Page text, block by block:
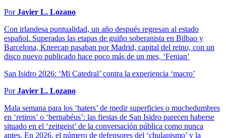
PorJavier L. Lozano
Con irlandesa puntualidad, un año después regresan al estado
español. Superadas las etapas de guiño soberanista en Bilbao y
Barcelona, Kneecap pasaban por Madrid, capital del reino, con un
disco nuevo publicado hace poco más de un mes, ‘Fenian’
San Isidro 2026: ‘Mi Catedral’ contra la experiencia ‘macro’
PorJavier L. Lozano
Mala semana para los ‘haters’ de medir superficies o muchedumbres
en ‘retiros’ o ‘bernabéus’: las fiestas de San Isidro parecen haberse
situado en el ‘zeitgeist’ de la conversación pública como nunca
antes. En 2026, el número de defensores del ‘chulapismo’ y la